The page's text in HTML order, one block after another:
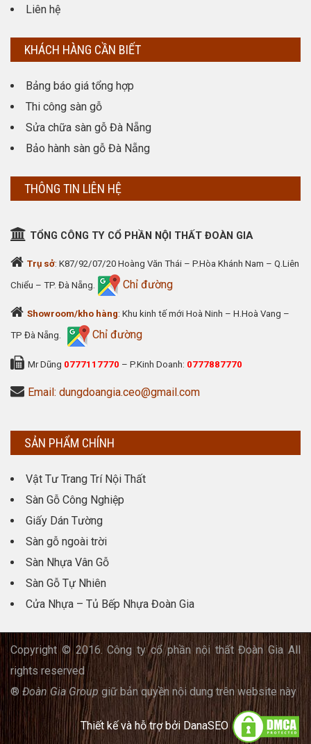
Liên hệ
KHÁCH HÀNG CẦN BIẾT
Bảng báo giá tổng hợp
Thi công sàn gỗ
Sửa chữa sàn gỗ Đà Nẵng
Bảo hành sàn gỗ Đà Nẵng
THÔNG TIN LIÊN HỆ
TỔNG CÔNG TY CỔ PHẦN NỘI THẤT ĐOÀN GIA
Trụ sở: K87/92/07/20 Hoàng Văn Thái – P.Hòa Khánh Nam – Q.Liên
Chiểu – TP. Đà Nẵng. Chỉ đường
Showroom/kho hàng: Khu kinh tế mới Hoà Ninh – H.Hoà Vang –
TP Đà Nẵng. Chỉ đường
Mr Dũng 0777117770 – P.Kinh Doanh: 0777887770
Email: dungdoangia.ceo@gmail.com
SẢN PHẨM CHÍNH
Vật Tư Trang Trí Nội Thất
Sàn Gỗ Công Nghiệp
Giấy Dán Tường
Sàn gỗ ngoài trời
Sàn Nhựa Vân Gỗ
Sàn Gỗ Tự Nhiên
Cửa Nhựa – Tủ Bếp Nhựa Đoàn Gia
Copyright © 2016. Công ty cổ phần nội thất Đoàn Gia All
rights reserved
® Đoàn Gia Group giữ bản quyền nội dung trên website này
Thiết kế và hỗ trợ bởi DanaSEO